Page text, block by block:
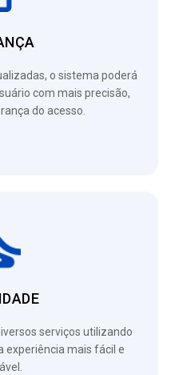
o sistema poderá
com mais precisão,
do acesso.
serviços utilizando
experiência mais fácil e